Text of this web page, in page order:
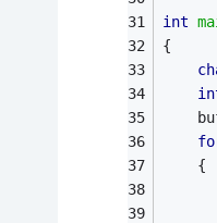
int
{
    {